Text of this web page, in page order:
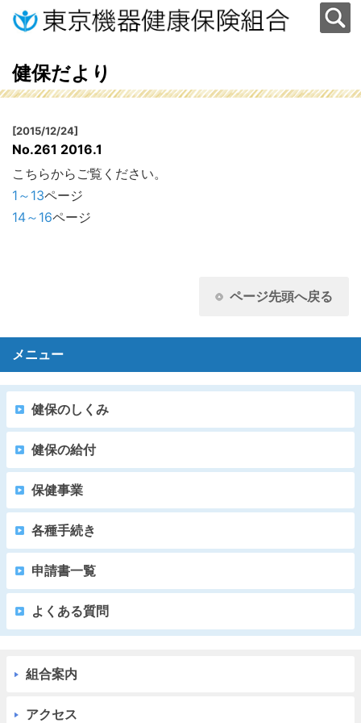
健保だより
[2015/12/24]
No.261 2016.1
こちらからご覧ください。
1～13ページ
14～16ページ
ページ先頭へ戻る
メニュー
健保のしくみ
健保の給付
保健事業
各種手続き
申請書一覧
よくある質問
組合案内
アクセス